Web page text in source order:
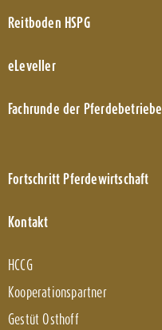
Reitboden HSPG
eLeveller
Fachrunde der Pferdebetriebe
Fortschritt Pferdewirtschaft
Kontakt
HCCG
Kooperationspartner
Gestüt Osthoff